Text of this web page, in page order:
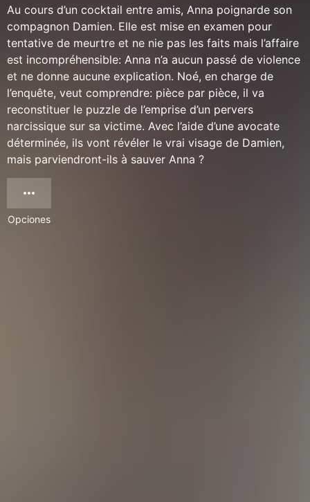
Au cours d’un cocktail entre amis, Anna poignarde son
compagnon Damien. Elle est mise en examen pour
tentative de meurtre et ne nie pas les faits mais l’affaire
est incompréhensible: Anna n’a aucun passé de violence
et ne donne aucune explication. Noé, en charge de
l’enquête, veut comprendre: pièce par pièce, il va
reconstituer le puzzle de l’emprise d’un pervers
narcissique sur sa victime. Avec l’aide d’une avocate
déterminée, ils vont révéler le vrai visage de Damien,
mais parviendront-ils à sauver Anna ?
Opciones